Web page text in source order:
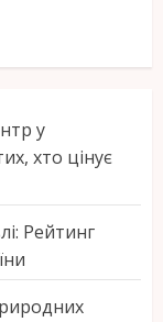
у
хто цінує
Рейтинг